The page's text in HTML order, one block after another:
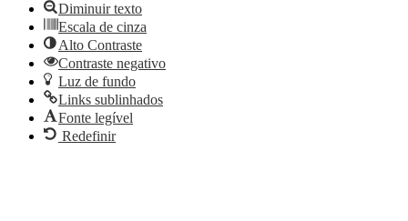
Diminuir texto
Escala de cinza
Alto Contraste
Contraste negativo
Luz de fundo
Links sublinhados
Fonte legível
Redefinir